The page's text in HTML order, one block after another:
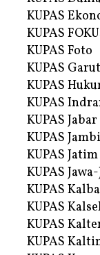
KUPAS
KUPAS
KUPAS Foto
KUPAS Garut
KUPAS
KUPAS
KUPAS Jabar
KUPAS Jambi
KUPAS Jatim
KUPAS
KUPAS
KUPAS
KUPAS
KUPAS